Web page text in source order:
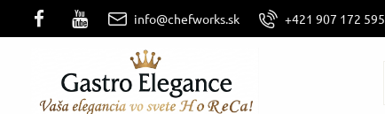
info@chefworks.sk +421 907 172 595